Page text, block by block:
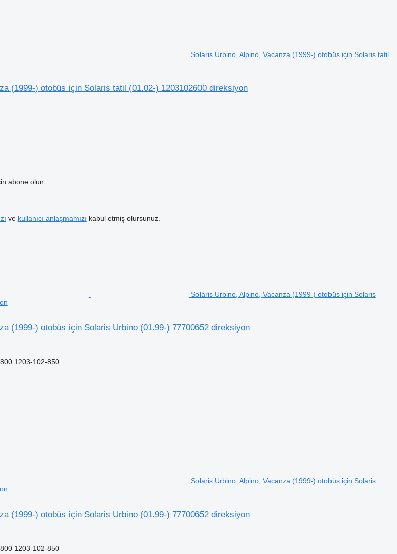
Solaris Urbino, Alpino, Vacanza (1999-) otobüs için Solaris tatil
(1999-) otobüs için Solaris tatil (01.02-) 1203102600 direksiyon
abone olun
ve kullanıcı anlaşmamızı kabul etmiş olursunuz.
Solaris Urbino, Alpino, Vacanza (1999-) otobüs için Solaris
(1999-) otobüs için Solaris Urbino (01.99-) 77700652 direksiyon
1203-102-850
Solaris Urbino, Alpino, Vacanza (1999-) otobüs için Solaris
(1999-) otobüs için Solaris Urbino (01.99-) 77700652 direksiyon
1203-102-850